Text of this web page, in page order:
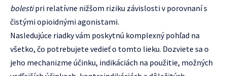
bolestipri relatívne nižšom riziku závislosti v porovnaní s
čistými opioidnými agonistami.
Nasledujúce riadky vám poskytnú komplexný pohľad na
všetko, čo potrebujete vedieť o tomto lieku. Dozviete sa o
jeho mechanizme účinku, indikáciách na použitie, možných